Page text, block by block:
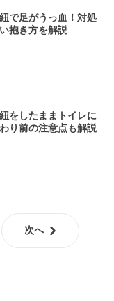
で足がうっ血！対処
抱き方を解説
をしたままトイレに
り前の注意点も解説
次へ